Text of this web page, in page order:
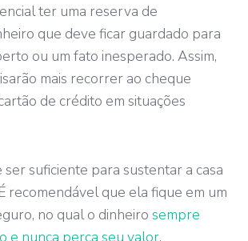
ter uma reserva de
que deve ficar guardado para
ou um fato inesperado. Assim,
mais recorrer ao cheque
de crédito em situações
suficiente para sustentar a casa
recomendável que ela fique em um
no qual o dinheiro sempre
e nunca perca seu valor.